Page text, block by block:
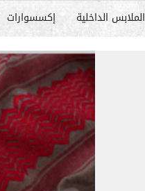
الملابس الداخلية إكسسوارات